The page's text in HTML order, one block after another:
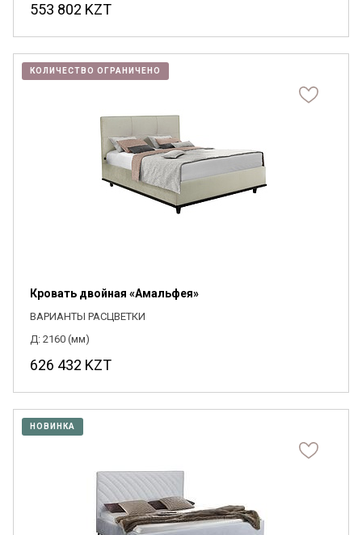
553 802 KZT
КОЛИЧЕСТВО ОГРАНИЧЕНО
Кровать двойная «Амальфея»
ВАРИАНТЫ РАСЦВЕТКИ
Д: 2160 (мм)
626 432 KZT
НОВИНКА